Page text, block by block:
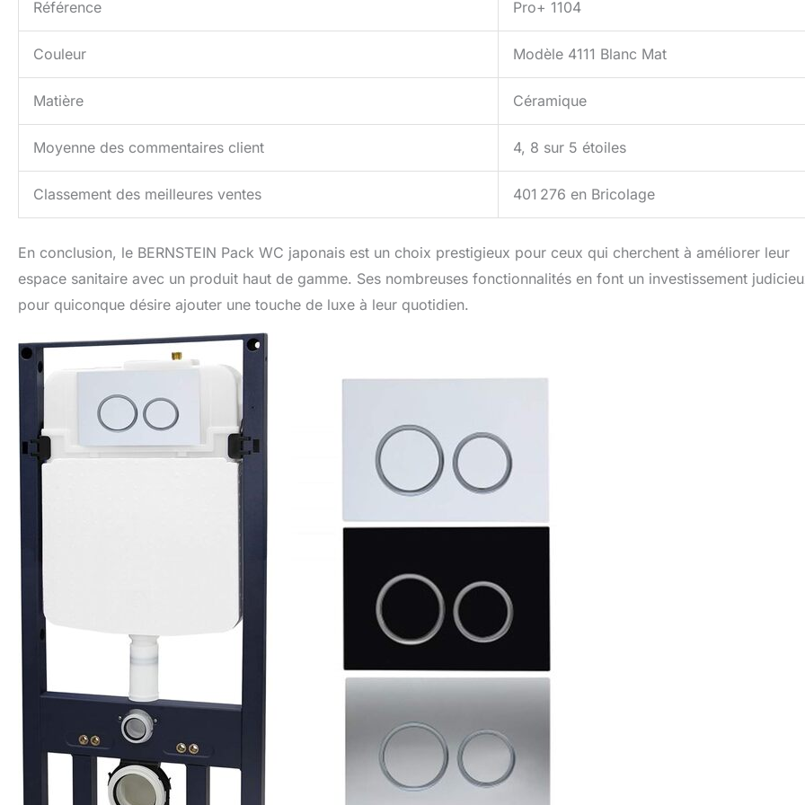
Référence Pro+ 1104
Couleur Modèle 4111 Blanc Mat
Matière Céramique
Moyenne des commentaires client 4, 8 sur 5 étoiles
Classement des meilleures ventes 401 276 en Bricolage
En conclusion, le BERNSTEIN Pack WC japonais est un choix prestigieux pour ceux qui cherchent à améliorer leur
espace sanitaire avec un produit haut de gamme. Ses nombreuses fonctionnalités en font un investissement
pour quiconque désire ajouter une touche de luxe à leur quotidien.